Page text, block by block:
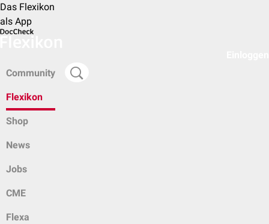
Das Flexikon
als App
Community
Flexikon
Shop
News
Jobs
CME
Flexa